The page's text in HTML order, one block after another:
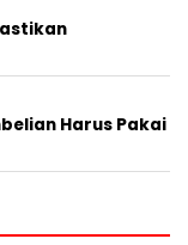
Harus Pakai